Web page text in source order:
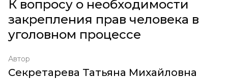
К вопросу о необходимости
закрепления прав человека в
уголовном процессе
Автор
Секретарева Татьяна Михайловна